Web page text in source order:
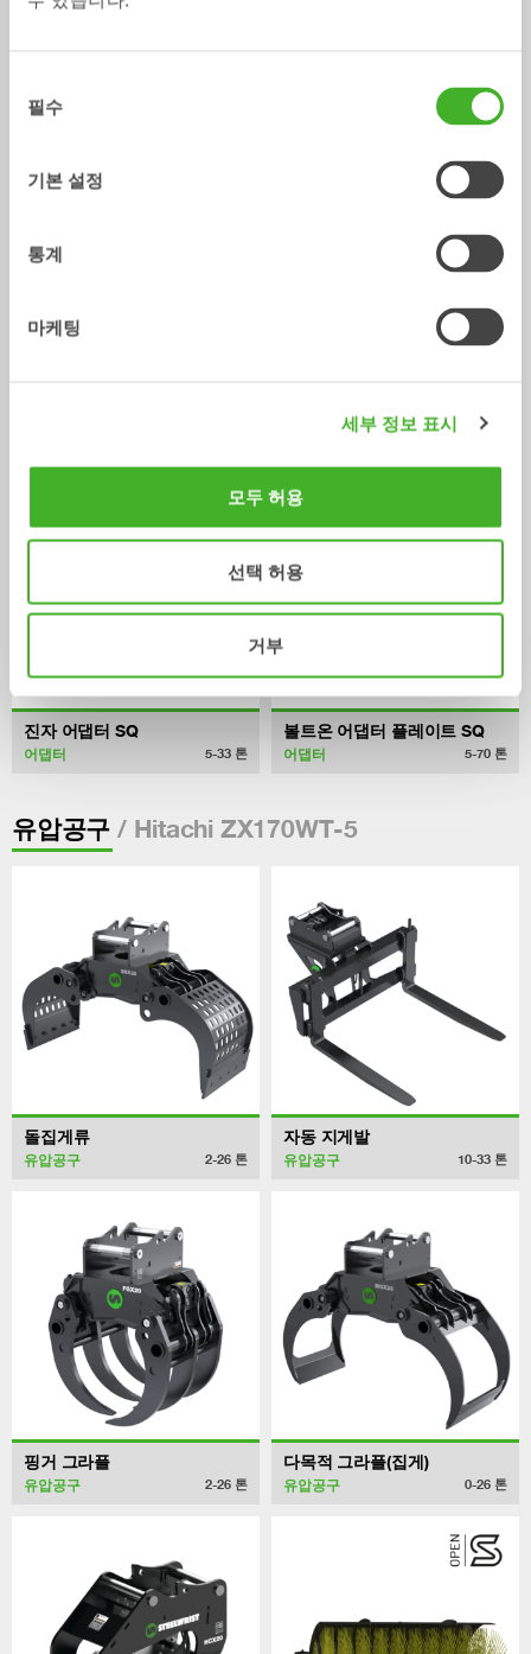
필수
기본 설정
통계
마케팅
세부 정보 표시
모두 허용
선택 허용
거부
어댑터
3-70
진자 어댑터 SQ
어댑터 5-33 톤
볼트온 어댑터 플레이트 SQ
어댑터 5-70 톤
유압공구 / Hitachi ZX170WT-5
돌집게류
유압공구 2-26 톤
자동 지게발
유압공구 10-33 톤
핑거 그라플
유압공구 2-26 톤
다목적 그라플(집게)
유압공구 0-26 톤